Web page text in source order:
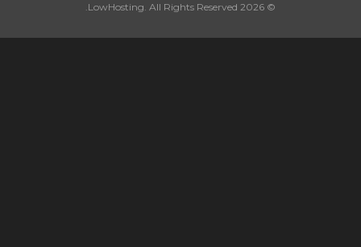
© 2026 LowHosting. All Rights Reserved.